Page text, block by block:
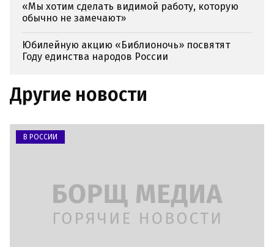
«Мы хотим сделать видимой работу, которую
обычно не замечают»
Юбилейную акцию «Библионочь» посвятят
Году единства народов России
Другие новости
В РОССИИ